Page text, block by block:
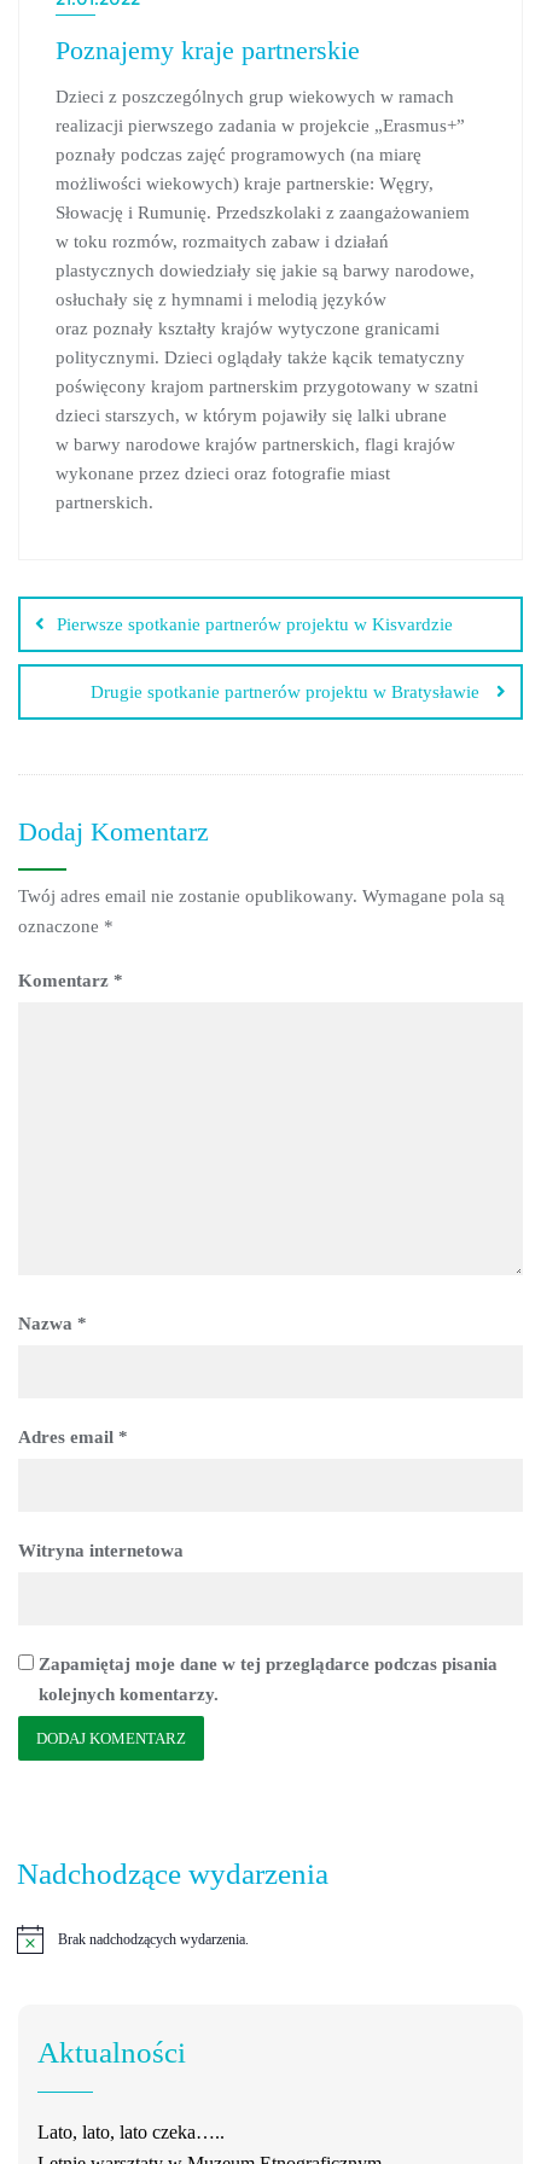
Poznajemy kraje partnerskie
Dzieci z poszczególnych grup wiekowych w ramach
realizacji pierwszego zadania w projekcie „Erasmus+”
poznały podczas zajęć programowych (na miarę
możliwości wiekowych) kraje partnerskie: Węgry,
Słowację i Rumunię. Przedszkolaki z zaangażowaniem
w toku rozmów, rozmaitych zabaw i działań
plastycznych dowiedziały się jakie są barwy narodowe,
osłuchały się z hymnami i melodią języków
oraz poznały kształty krajów wytyczone granicami
politycznymi. Dzieci oglądały także kącik tematyczny
poświęcony krajom partnerskim przygotowany w szatni
dzieci starszych, w którym pojawiły się lalki ubrane
w barwy narodowe krajów partnerskich, flagi krajów
wykonane przez dzieci oraz fotografie miast
partnerskich.
wpisu
Pierwsze spotkanie partnerów projektu w Kisvardzie
Drugie spotkanie partnerów projektu w Bratysławie
Dodaj Komentarz
Twój adres email nie zostanie opublikowany. Wymagane pola są
oznaczone *
Komentarz *
Nazwa *
Adres email *
Witryna internetowa
Zapamiętaj moje dane w tej przeglądarce podczas pisania
kolejnych komentarzy.
Nadchodzące wydarzenia
Powiadomienie
Brak nadchodzących wydarzenia.
Aktualności
Lato, lato, lato czeka…..